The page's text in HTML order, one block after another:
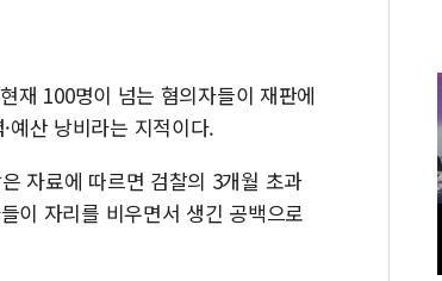
재 100명이 넘는 혐의자들이 재판에
예산 낭비라는 지적이다.
자료에 따르면 검찰의 3개월 초과
이 자리를 비우면서 생긴 공백으로